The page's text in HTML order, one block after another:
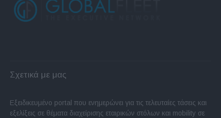
Σχετικά με μας
Εξειδικευμένο portal που ενημερώνει για τις τελευταίες τάσεις και
εξελίξεις σε θέματα διαχείρισης εταιρικών στόλων και mobility σε